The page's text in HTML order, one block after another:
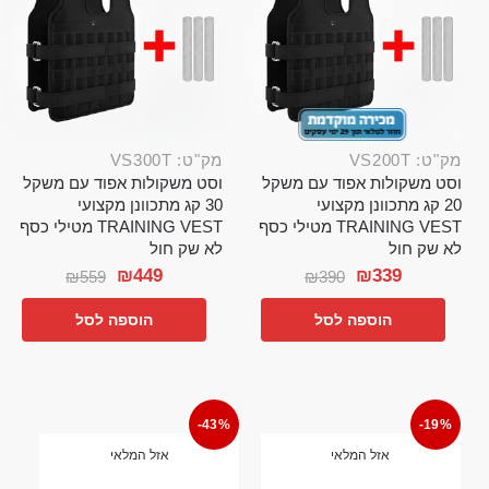
מק"ט: VS200T
וסט משקולות אפוד עם משקל
20 קג מתכוונן מקצועי
TRAINING VEST מטילי כסף
לא שק חול
₪390 ₪339
הוספה לסל
מק"ט: VS300T
וסט משקולות אפוד עם משקל
30 קג מתכוונן מקצועי
TRAINING VEST מטילי כסף
לא שק חול
₪559 ₪449
הוספה לסל
-19%
אזל המלאי
-43%
אזל המלאי